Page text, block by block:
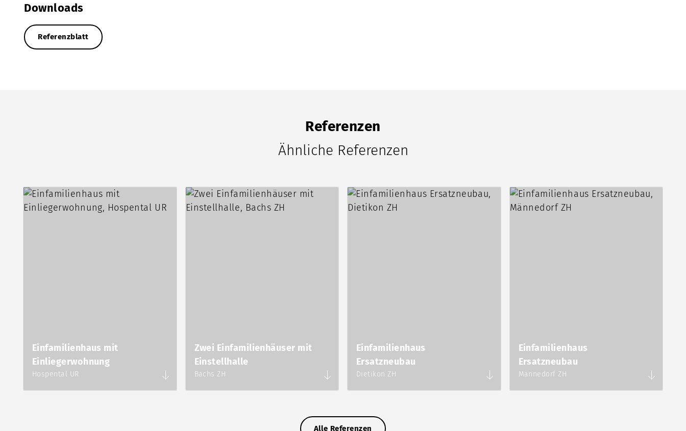
Downloads
Referenzblatt
Referenzen
Ähnliche Referenzen
Einfamilienhaus mit
Einliegerwohnung
Hospental UR
Zwei Einfamilienhäuser mit
Einstellhalle
Bachs ZH
Einfamilienhaus
Ersatzneubau
Dietikon ZH
Einfamilienhaus
Ersatzneubau
Männedorf ZH
Alle Referenzen